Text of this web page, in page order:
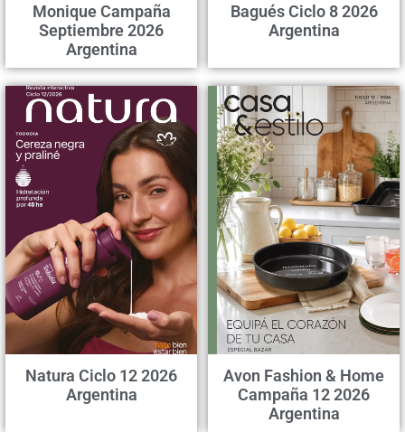
Monique Campaña
Septiembre 2026
Argentina
Bagués Ciclo 8 2026
Argentina
Natura Ciclo 12 2026
Argentina
Avon Fashion & Home
Campaña 12 2026
Argentina